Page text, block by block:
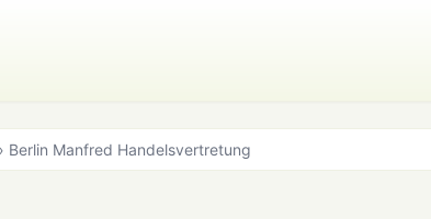
Berlin Manfred Handelsvertretung